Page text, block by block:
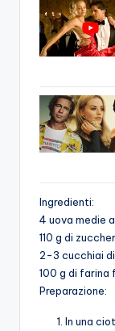
Ingredienti:
4 uova medie
110 g di
2-3 cucchiai
100 g di farina
Preparazione:
In una